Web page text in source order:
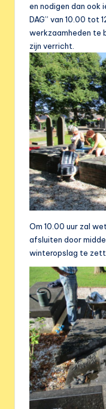
en nodigen dan ook
DAG” van 10.00 tot
werkzaamheden te
zijn verricht.
Om 10.00 uur zal
afsluiten door
winteropslag te